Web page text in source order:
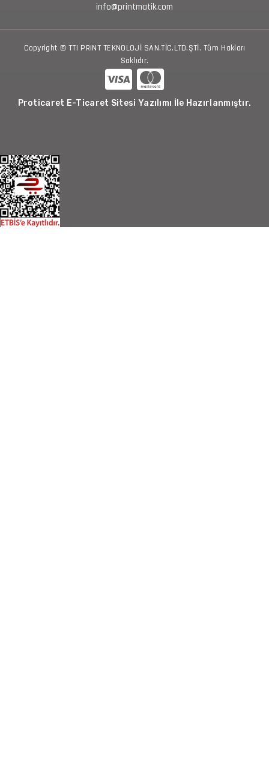
info@printmatik.com
Copyright © TTI PRINT TEKNOLOJİ SAN.TİC.LTD.ŞTİ. Tüm Hakları
Saklıdır.
Proticaret E-Ticaret Sitesi Yazılımı İle Hazırlanmıştır.